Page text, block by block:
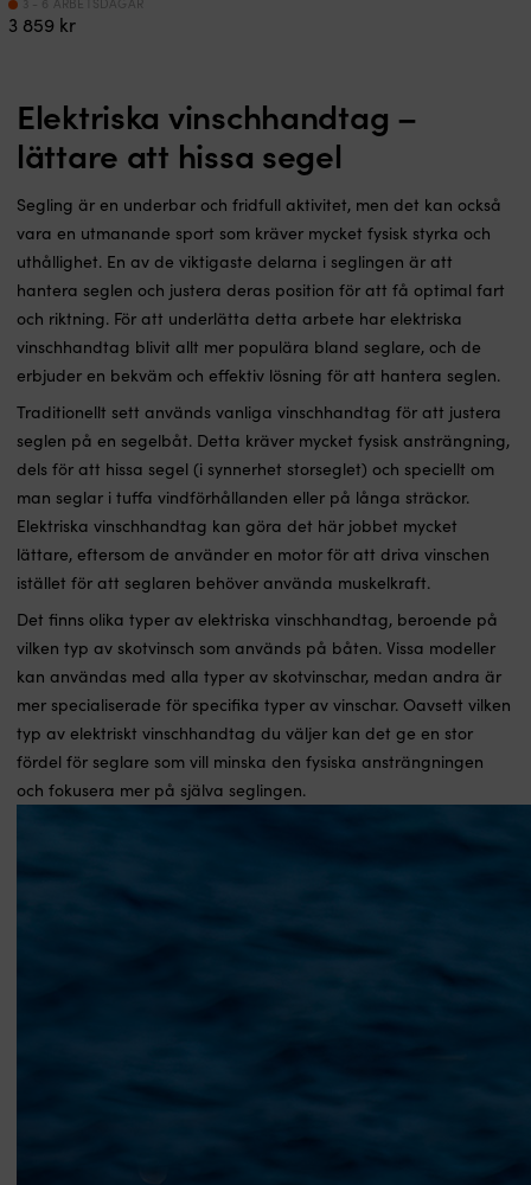
3 859 kr
3 - 6 ARBETSDAGAR
Elektriska vinschhandtag –
lättare att hissa segel
Segling är en underbar och fridfull aktivitet, men det kan också
vara en utmanande sport som kräver mycket fysisk styrka och
uthållighet. En av de viktigaste delarna i seglingen är att
hantera seglen och justera deras position för att få optimal fart
och riktning. För att underlätta detta arbete har elektriska
vinschhandtag blivit allt mer populära bland seglare, och de
erbjuder en bekväm och effektiv lösning för att hantera seglen.
Traditionellt sett används vanliga vinschhandtag för att justera
seglen på en segelbåt. Detta kräver mycket fysisk ansträngning,
dels för att hissa segel (i synnerhet storseglet) och speciellt om
man seglar i tuffa vindförhållanden eller på långa sträckor.
Elektriska vinschhandtag kan göra det här jobbet mycket
lättare, eftersom de använder en motor för att driva vinschen
istället för att seglaren behöver använda muskelkraft.
Det finns olika typer av elektriska vinschhandtag, beroende på
vilken typ av skotvinsch som används på båten. Vissa modeller
kan användas med alla typer av skotvinschar, medan andra är
mer specialiserade för specifika typer av vinschar. Oavsett vilken
typ av elektriskt vinschhandtag du väljer kan det ge en stor
fördel för seglare som vill minska den fysiska ansträngningen
och fokusera mer på själva seglingen.